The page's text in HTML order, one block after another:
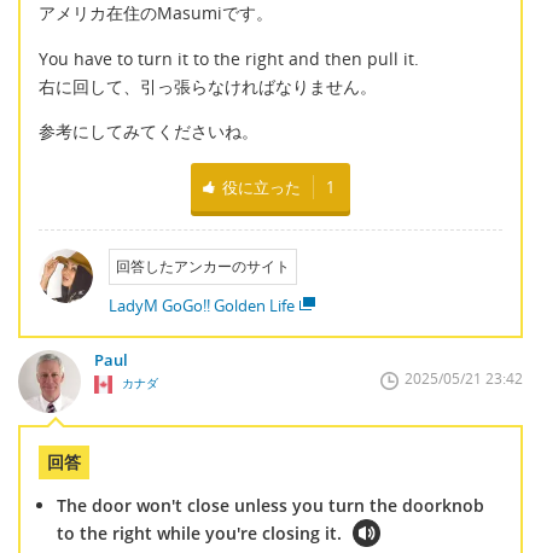
アメリカ在住のMasumiです。
You have to turn it to the right and then pull it.
右に回して、引っ張らなければなりません。
参考にしてみてくださいね。
役に立った 1
回答したアンカーのサイト
LadyM GoGo!! Golden Life
Paul
カナダ 2025/05/21 23:42
回答
The door won't close unless you turn the doorknob
to the right while you're closing it.